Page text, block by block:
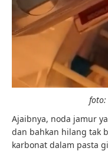
foto:
Ajaibnya, noda jamur
dan bahkan hilang tak
karbonat dalam pasta